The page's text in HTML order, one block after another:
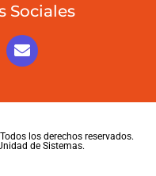
Sociales
los derechos reservados.
de Sistemas.